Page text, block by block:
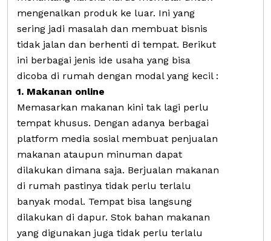
mengenalkan produk ke luar. Ini yang
sering jadi masalah dan membuat bisnis
tidak jalan dan berhenti di tempat. Berikut
ini berbagai jenis ide usaha yang bisa
dicoba di rumah dengan modal yang kecil :
1. Makanan online
Memasarkan makanan kini tak lagi perlu
tempat khusus. Dengan adanya berbagai
platform media sosial membuat penjualan
makanan ataupun minuman dapat
dilakukan dimana saja. Berjualan makanan
di rumah pastinya tidak perlu terlalu
banyak modal. Tempat bisa langsung
dilakukan di dapur. Stok bahan makanan
yang digunakan juga tidak perlu terlalu